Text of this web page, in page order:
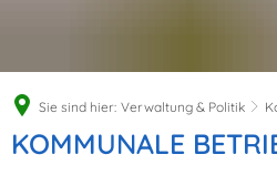
Sie sind hier: Verwaltung & Politik
Kommunale
KOMMUNALE